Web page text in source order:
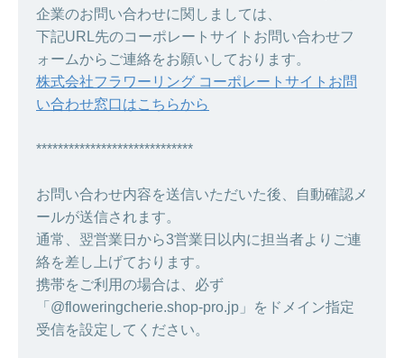
企業のお問い合わせに関しましては、
下記URL先のコーポレートサイトお問い合わせフ
ォームからご連絡をお願いしております。
株式会社フラワーリング コーポレートサイトお問
い合わせ窓口はこちらから
*****************************
お問い合わせ内容を送信いただいた後、自動確認メ
ールが送信されます。
通常、翌営業日から3営業日以内に担当者よりご連
絡を差し上げております。
携帯をご利用の場合は、必ず
「@floweringcherie.shop-pro.jp」をドメイン指定
受信を設定してください。